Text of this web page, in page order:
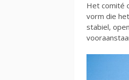
Het comité
vorm die
stabiel,